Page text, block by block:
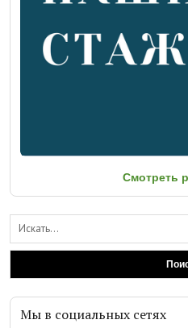
Смотреть
Мы в социальных сетях